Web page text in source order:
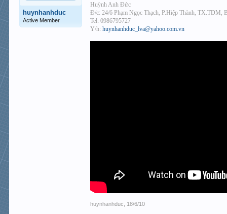
huynhanhduc
Active Member
Huỳnh Anh Đức
Đ/c: 24/6 Phạm Ngọc Thạch, P.Hiệp Thành, TX.TDM,
Tel: 0986795727
Y/h:huynhanhduc_lva@yahoo.com.vn
huynhanhduc 18/6/10